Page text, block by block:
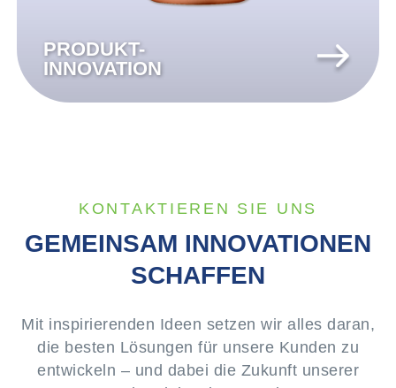
PRODUKT-
INNOVATION
KONTAKTIEREN SIE UNS
GEMEINSAM INNOVATIONEN
SCHAFFEN
Mit inspirierenden Ideen setzen wir alles daran,
die besten Lösungen für unsere Kunden zu
entwickeln – und dabei die Zukunft unserer